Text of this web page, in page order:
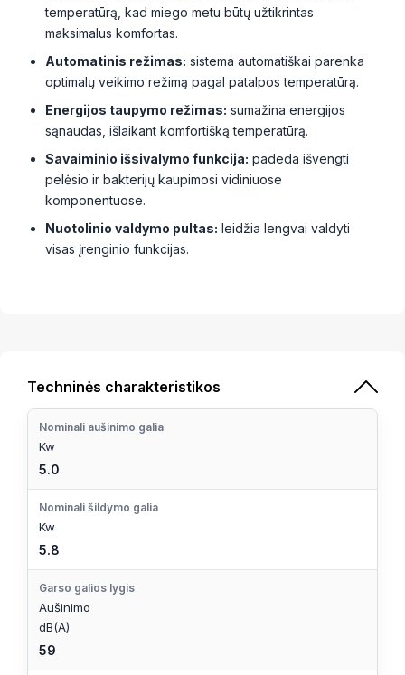
temperatūrą, kad miego metu būtų užtikrintas
maksimalus komfortas.
Automatinis režimas: sistema automatiškai parenka
optimalų veikimo režimą pagal patalpos temperatūrą.
Energijos taupymo režimas: sumažina energijos
sąnaudas, išlaikant komfortišką temperatūrą.
Savaiminio išsivalymo funkcija: padeda išvengti
pelėsio ir bakterijų kaupimosi vidiniuose
komponentuose.
Nuotolinio valdymo pultas: leidžia lengvai valdyti
visas įrenginio funkcijas.
Techninės charakteristikos
Nominali aušinimo galia
Kw
5.0
Nominali šildymo galia
Kw
5.8
Garso galios lygis
Aušinimo
dB(A)
59